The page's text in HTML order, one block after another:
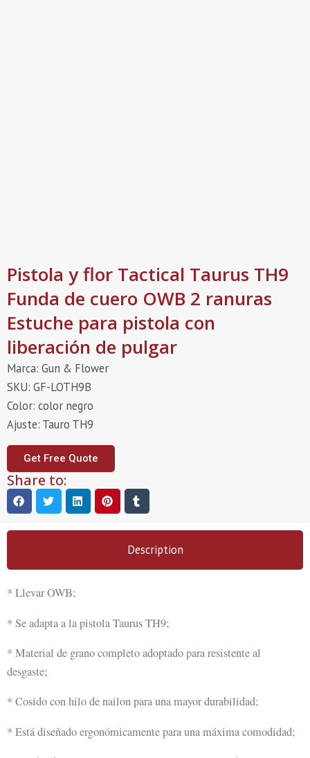
Pistola y flor Tactical Taurus TH9
Funda de cuero OWB 2 ranuras
Estuche para pistola con
liberación de pulgar
Marca: Gun & Flower
SKU: GF-LOTH9B
Color: color negro
Ajuste: Tauro TH9
Get Free Quote
Share to:
Description
* Llevar OWB;
* Se adapta a la pistola Taurus TH9;
* Material de grano completo adoptado para resistente al
desgaste;
* Cosido con hilo de nailon para una mayor durabilidad;
* Está diseñado ergonómicamente para una máxima comodidad;